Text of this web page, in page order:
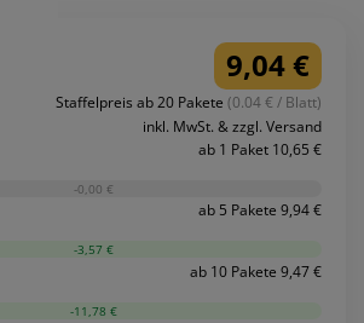
9,04 €
Staffelpreis ab 20 Pakete (0.04 € / Blatt)
inkl. MwSt. & zzgl. Versand
ab 1 Paket 10,65 €
-0,00 €
ab 5 Pakete 9,94 €
-3,57 €
ab 10 Pakete 9,47 €
-11,78 €